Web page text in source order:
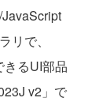
リで、
るUI部品
v2」で